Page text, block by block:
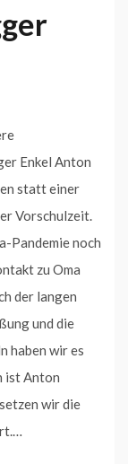
Enkel Anton
statt einer
Vorschulzeit.
Pandemie noch
zu Oma
der langen
und die
haben wir es
ist Anton
wir die